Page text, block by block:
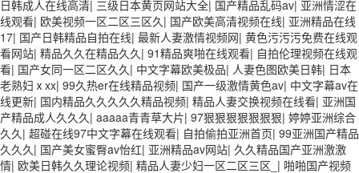
日韩成人在线高清| 三级日本黄页网站大全| 国产精品乱码av| 亚洲情涩在
线观看| 欧美视频一区二区三区久 | 国产欧美高清视频在线| 亚洲精品在线
17| 国产日韩精品自拍在线| 最新人妻激情视频网| 黄色污污污免费在线观
看网站| 精品久久在精品久久 | 91精品爽啪在线观看| 自拍伦理视频在线观
看| 国产女同一区二区久久 | 中文字幕欧美极品| 人妻色图欧美日韩| 日本
老熟妇ⅹxx| 99久热er在线精品视频| 国产一级激情黄色av| 中文字幕av在
线更新| 国内精品久久久久久精品视频| 精品人妻交换视频在线看| 亚洲国
产精品成人久久久 | aaaaa青青草大片| 97狠狠狠狠狠狠狠| 婷婷亚洲综合
久久 | 超碰在线97中文字幕在线观看| 自拍偷拍亚洲首页| 99亚洲国产精品
久久久 | 国产美女蜜臀av怡红| 亚洲精品av网站| 久久精品国产亚洲激激
情| 欧美日韩久久理论视频| 精品人妻少妇一区二区三区_ | 啪啪国产视频